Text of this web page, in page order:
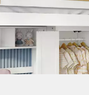
bei dir